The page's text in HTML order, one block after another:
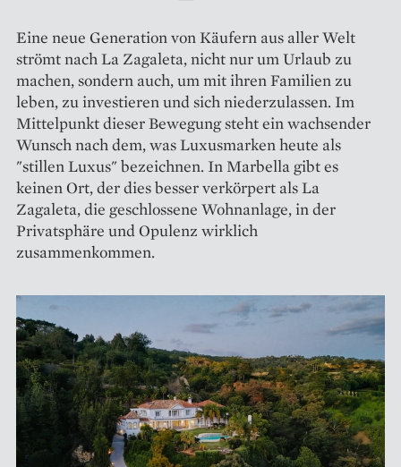
Eine neue Generation von Käufern aus aller Welt
strömt nach La Zagaleta, nicht nur um Urlaub zu
machen, sondern auch, um mit ihren Familien zu
leben, zu investieren und sich niederzulassen. Im
Mittelpunkt dieser Bewegung steht ein wachsender
Wunsch nach dem, was Luxusmarken heute als
"stillen Luxus" bezeichnen. In Marbella gibt es
keinen Ort, der dies besser verkörpert als La
Zagaleta, die geschlossene Wohnanlage, in der
Privatsphäre und Opulenz wirklich
zusammenkommen.